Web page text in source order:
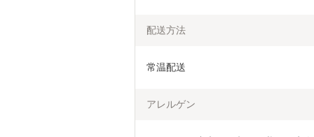
配送方法
常温配送
アレルゲン